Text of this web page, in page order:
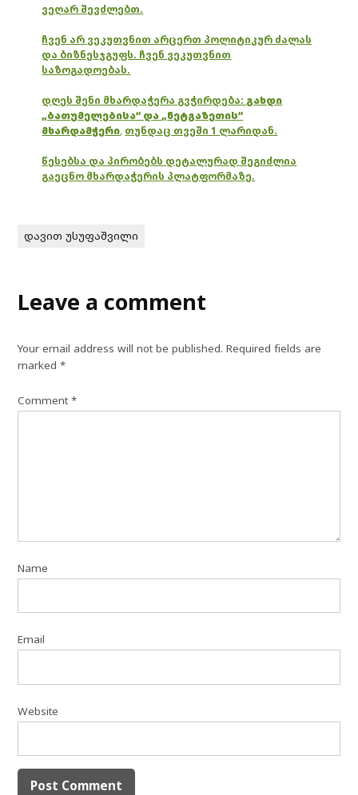
ვეღარ შევძლებთ.
ჩვენ არ ვეკუთვნით არცერთ პოლიტიკურ ძალას
და ბიზნესჯგუფს. ჩვენ ვეკუთვნით
საზოგადოებას.
დღეს შენი მხარდაჭერა გვჭირდება: გახდი
„ბათუმელებისა“ და „ნეტგაზეთის“
მხარდამჭერი, თუნდაც თვეში 1 ლარიდან.
წესებსა და პირობებს დეტალურად შეგიძლია
გაეცნო მხარდაჭერის პლატფორმაზე.
დავით უსუფაშვილი
Leave a comment
Your email address will not be published. Required fields are
marked*
Comment*
Name
Email
Website